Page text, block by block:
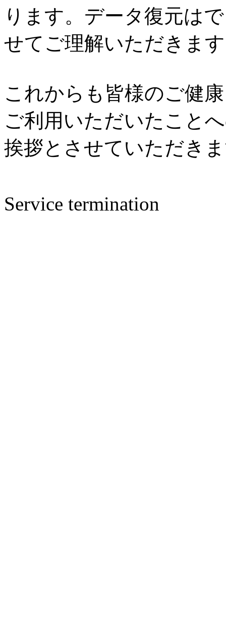
ります。データ復元は
せてご理解いただきま
これからも皆様のご健
ご利用いただいたこと
挨拶とさせていただき
Service termination